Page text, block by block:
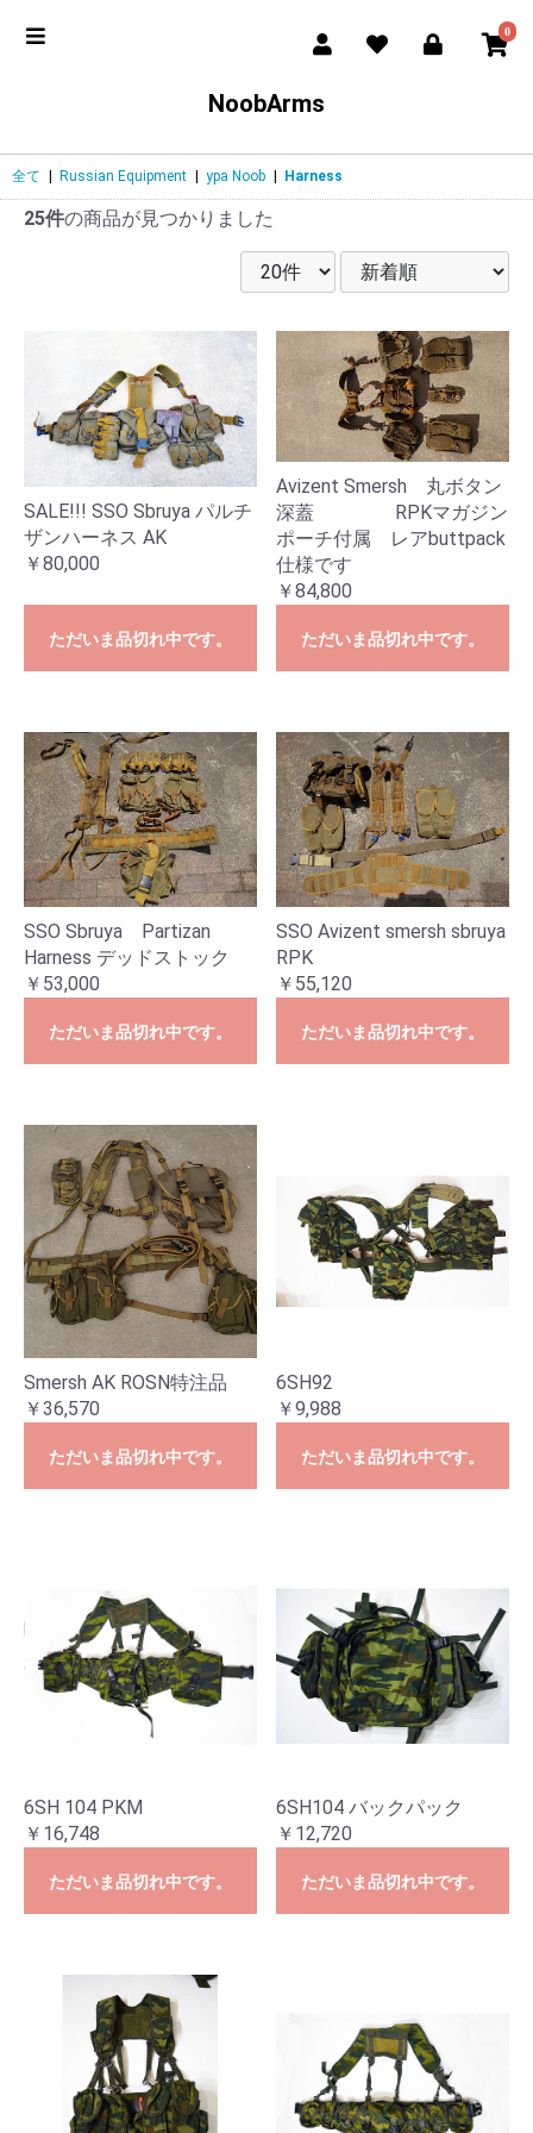
0
NoobArms
全て Russian Equipment ypa Noob Harness
25件の商品が見つかりました
SALE!!! SSO Sbruya パルチ
ザンハーネス AK
￥80,000
ただいま品切れ中です。
Avizent Smersh 丸ボタン
深蓋 RPKマガジン
ポーチ付属 レアbuttpack
仕様です
￥84,800
ただいま品切れ中です。
SSO Sbruya Partizan
Harness デッドストック
￥53,000
ただいま品切れ中です。
SSO Avizent smersh sbruya
RPK
￥55,120
ただいま品切れ中です。
Smersh AK ROSN特注品
￥36,570
ただいま品切れ中です。
6SH92
￥9,988
ただいま品切れ中です。
6SH 104 PKM
￥16,748
ただいま品切れ中です。
6SH104 バックパック
￥12,720
ただいま品切れ中です。